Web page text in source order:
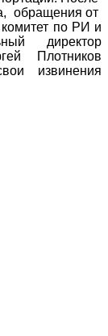
обращения от
по РИ и
директор
Плотников
извинения